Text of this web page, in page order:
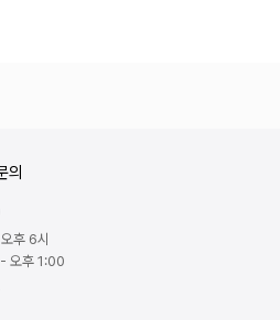
의
후 6시
오후 1:00